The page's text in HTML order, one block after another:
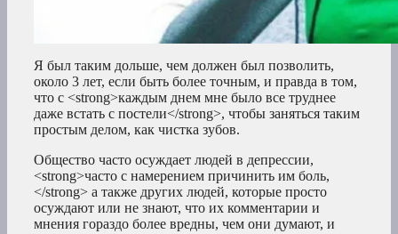
Я был таким дольше, чем должен был позволить,
около 3 лет, если быть более точным, и правда в том,
что с <strong>каждым днем мне было все труднее
даже встать с постели</strong>, чтобы заняться таким
простым делом, как чистка зубов.
Общество часто осуждает людей в депрессии,
<strong>часто с намерением причинить им боль,
</strong> а также других людей, которые просто
осуждают или не знают, что их комментарии и
мнения гораздо более вредны, чем они думают, и